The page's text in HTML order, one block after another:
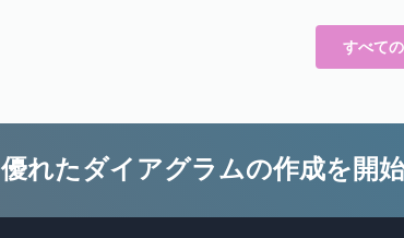
すべて
優れたダイアグラムの作成を開始